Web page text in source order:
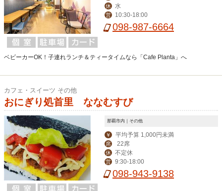
休 水
営 10:30-18:00
098-987-6664
ベビーカーOK！子連れランチ＆ティータイムなら「Cafe Planta」へ
カフェ・スイーツ その他
おにぎり処首里 ななむすび
那覇市内｜その他
￥ 平均予算 1,000円未満
席 22席
休 不定休
営 9:30-18:00
098-943-9138